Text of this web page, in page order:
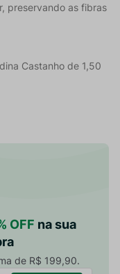
preservando as fibras
Castanho de 1,50
OFF na sua
de R$ 199,90.